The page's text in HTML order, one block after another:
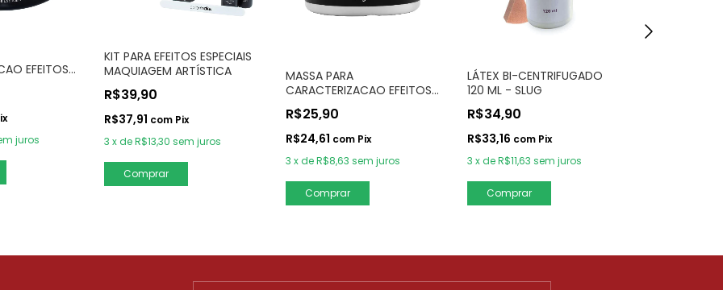
EFEITOS
juros
KIT PARA EFEITOS ESPECIAIS
MAQUIAGEM ARTÍSTICA
R$39,90
R$37,91 com Pix
3 xdeR$13,30 sem juros
MASSA PARA
CARACTERIZACAO EFEITOS
ESPECIAIS 60G
R$25,90
R$24,61 com Pix
3 xdeR$8,63 sem juros
LÁTEX BI-CENTRIFUGADO
120 ML - SLUG
R$34,90
R$33,16 com Pix
3 xdeR$11,63 sem juros